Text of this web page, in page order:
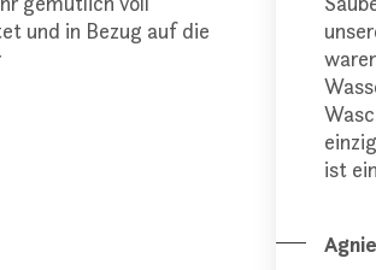
und in Bezug auf die
ist